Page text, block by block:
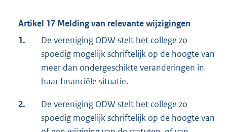
Artikel 17 Melding van relevante wijzigingen
1.
De vereniging ODW stelt het college zo
spoedig mogelijk schriftelijk op de hoogte van
meer dan ondergeschikte veranderingen in
haar financiële situatie.
2.
De vereniging ODW stelt het college zo
spoedig mogelijk schriftelijk op de hoogte van